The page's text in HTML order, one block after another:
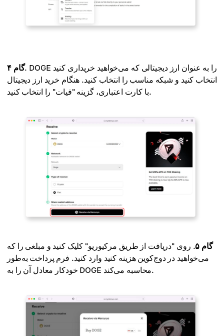
گام ۴. DOGE را به عنوان ارز دیجیتالی که می‌خواهید خریداری کنید
انتخاب کنید و شبکه مناسب را انتخاب کنید. هنگام خرید ارز دیجیتال
با کارت اعتباری، گزینه "فیات" را انتخاب کنید.
گام ۵
. روی "دریافت از طریق مرکیوریو" کلیک کنید و مبلغی را که
می‌خواهید در دوج‌کوین هزینه کنید وارد کنید. فرم پرداخت به‌طور
خودکار معادل آن را به DOGE محاسبه می‌کند.